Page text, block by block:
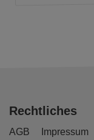
Rechtliches
AGB Impressum